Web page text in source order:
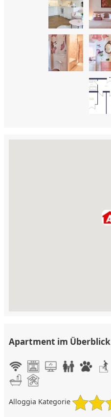
Apartment im Überblick
Alloggia Kategorie